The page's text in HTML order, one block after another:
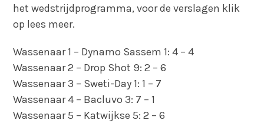
het wedstrijdprogramma, voor de verslagen klik
op lees meer.
Wassenaar 1 – Dynamo Sassem 1: 4 – 4
Wassenaar 2 – Drop Shot 9: 2 – 6
Wassenaar 3 – Sweti-Day 1: 1 – 7
Wassenaar 4 – Bacluvo 3: 7 – 1
Wassenaar 5 – Katwijkse 5: 2 – 6